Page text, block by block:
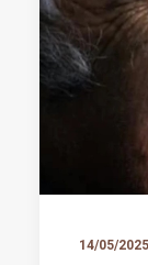
14/05/2025